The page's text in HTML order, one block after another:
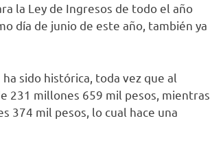
la Ley de Ingresos de todo el año
día de junio de este año, también ya
sido histórica, toda vez que al
231 millones 659 mil pesos, mientras
374 mil pesos, lo cual hace una